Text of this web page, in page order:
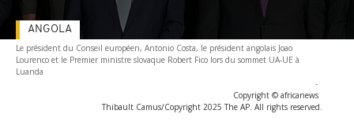
Le président du Conseil européen, Antonio Costa, le président angolais Joao
Lourenco et le Premier ministre slovaque Robert Fico lors du sommet UA-UE à
Luanda
-
Copyright © africanews
Thibault Camus/Copyright 2025 The AP. All rights reserved.
ANGOLA